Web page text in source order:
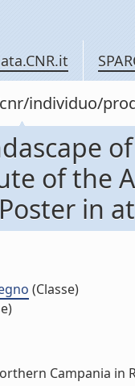
individuo/
of the
in
(Classe)
Campania